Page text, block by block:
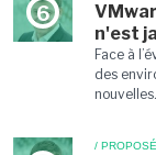
6
n'est
Face à
des
/